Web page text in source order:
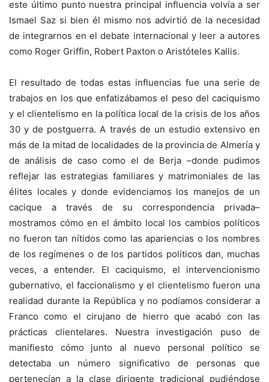
este último punto nuestra principal influencia volvía a ser
Ismael Saz si bien él mismo nos advirtió de la necesidad
de integrarnos en el debate internacional y leer a autores
como Roger Griffin, Robert Paxton o Aristóteles Kallis.
El resultado de todas estas influencias fue una serie de
trabajos en los que enfatizábamos el peso del caciquismo
y el clientelismo en la política local de la crisis de los años
30 y de postguerra. A través de un estudio extensivo en
más de la mitad de localidades de la provincia de Almería y
de análisis de caso como el de Berja –donde pudimos
reflejar las estrategias familiares y matrimoniales de las
élites locales y donde evidenciamos los manejos de un
cacique a través de su correspondencia privada–
mostramos cómo en el ámbito local los cambios políticos
no fueron tan nítidos como las apariencias o los nombres
de los regímenes o de los partidos políticos dan, muchas
veces, a entender. El caciquismo, el intervencionismo
gubernativo, el faccionalismo y el clientelismo fueron una
realidad durante la República y no podíamos considerar a
Franco como el cirujano de hierro que acabó con las
prácticas clientelares. Nuestra investigación puso de
manifiesto cómo junto al nuevo personal político se
detectaba un número significativo de personas que
pertenecían a la clase dirigente tradicional pudiéndose